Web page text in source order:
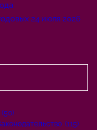
24 июля 2026
(50)
(115)